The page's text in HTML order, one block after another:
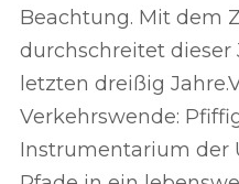
Beachtung. Mit dem
durchschreitet
letzten dreißig
Verkehrswende:
Instrumentarium der